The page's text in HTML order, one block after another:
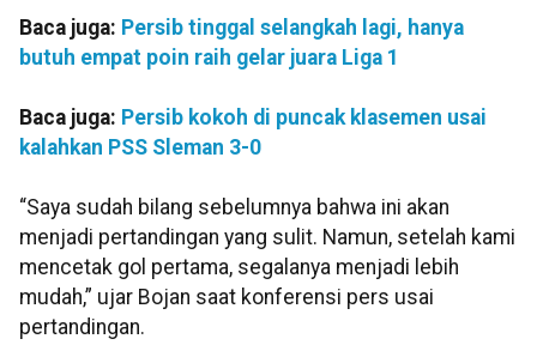
Baca juga: Persib tinggal selangkah lagi, hanya
butuh empat poin raih gelar juara Liga 1
Baca juga: Persib kokoh di puncak klasemen usai
kalahkan PSS Sleman 3-0
“Saya sudah bilang sebelumnya bahwa ini akan
menjadi pertandingan yang sulit. Namun, setelah kami
mencetak gol pertama, segalanya menjadi lebih
mudah,” ujar Bojan saat konferensi pers usai
pertandingan.